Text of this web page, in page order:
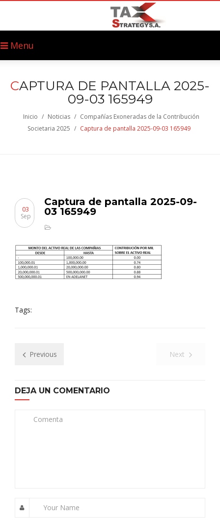
Menu
CAPTURA DE PANTALLA 2025-
09-03 165949
Inicio / Noticias / Compañías Exoneradas de la Contribución
Societaria 2025 / Captura de pantalla 2025-09-03 165949
Captura de pantalla 2025-09-
03 165949
03
Sep
Tags:
Previous Next
DEJA UN COMENTARIO
Comenta
Your Name